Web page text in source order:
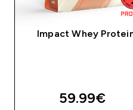
Impact Whey
59.99€‎